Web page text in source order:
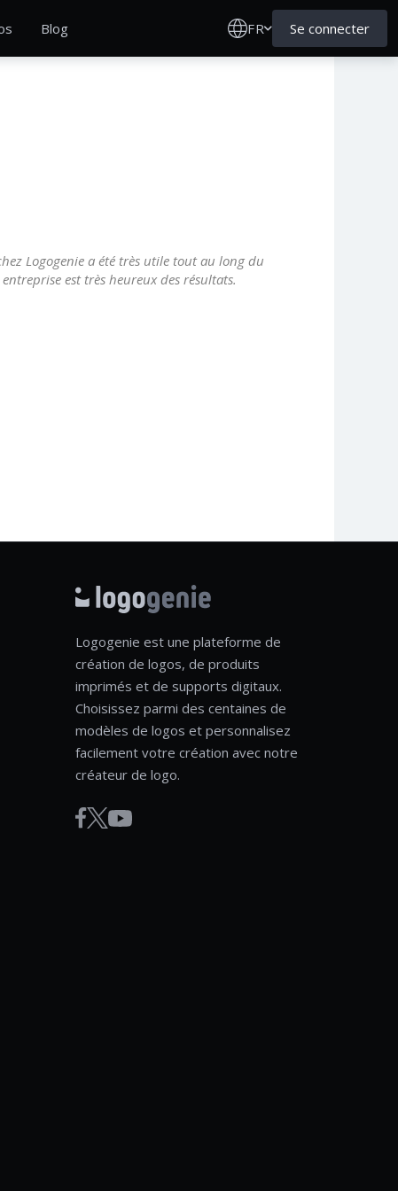
Blog FR Se connecter
Logogenie a été très utile tout au long du
est très heureux des résultats.
Logogenie est une plateforme de
création de logos, de produits
imprimés et de supports digitaux.
Choisissez parmi des centaines de
modèles de logos et personnalisez
facilement votre création avec notre
créateur de logo.